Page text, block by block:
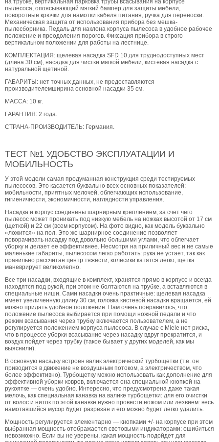
на трубке, вертикальная парковка трубы всасывания на корпусе
пылесоса, опоясывающий мягкий бампер для защиты мебели,
поворотные крючки для намотки кабеля питания, ручка для переноски.
Механическая защита от использования прибора без мешка-
пылесборника. Педаль для наклона корпуса пылесоса в удобное рабочее
положение и преодоления порогов. Фиксация прибора в строго
вертикальном положении для работы на лестнице.
КОМПЛЕКТАЦИЯ: щелевая насадка SFD 10 для труднодоступных мест
(длина 30 см), насадка для чистки мягкой мебели, кистевая насадка с
натуральной щетиной.
ГАБАРИТЫ: нет точных данных, не предоставляются
производителемширина основной насадки 35 см.
МАССА: 10 кг.
ГАРАНТИЯ: 2 года.
СТРАНА-ПРОИЗВОДИТЕЛЬ: Германия.
ТЕСТ №1 УДОБСТВО ЭКСПЛУАТАЦИИ И
МОБИЛЬНОСТЬ
У этой модели самая продуманная конструкция среди тестируемых
пылесосов. Это касается буквально всех основных показателей:
мобильности, приятных мелочей, облегчающих использование,
гигиеничности, экономичности, наглядности управления.
Насадка и корпус соединены шарнирным креплением, за счет чего
пылесос может проникать под низкую мебель на ножках высотой от 17 см
(щеткой) и 22 см (всем корпусом). На фото видно, как модель буквально
«ложится» на пол. Это же шарнирное соединение позволяет
поворачивать насадку под довольно большими углами, что облегчает
уборку и делает ее эффективнее. Несмотря на приличный вес и не самые
маленькие габариты, пылесосом легко работать: рука не устает, так как
правильно рассчитан центр тяжести, колесики катятся легко, щетка
маневрирует великолепно.
Все три насадки, входящие в комплект, хранятся прямо в корпусе и всегда
находятся под рукой, при этом не болтаются на трубке, а вставляются в
специальные ниши. Сами насадки очень практичные: щелевая насадка
имеет увеличенную длину 30 см, головка кистевой насадки вращается, ей
можно придать удобное положение. Нам очень понравилось, что
положение пылесоса выбирается при помощи ножной педали и что
режим всасывания через трубку включается пользователем, а не
регулируется положением корпуса пылесоса. В случае с Miele нет риска,
что в процессе уборки всасывание через насадку вдруг прекратится, и
воздух пойдет через трубку (такое бывает у других моделей, как мы
выяснили).
В основную насадку встроен валик электрической турбощетки (т.е. он
приводится в движение не воздушным потоком, а электричеством, что
более эффективно). Турбощетку можно использовать как дополнение для
эффективной уборки ковров, включается она специальной кнопкой на
рукоятке — очень удобно. Интересно, что предусмотрена даже такая
мелочь, как специальная канавка на валике турбощетки: для его очистки
от волос и ниток по этой канавке нужно провести ножом или лезвием: весь
намотавшийся мусор будет разрезан и его можно будет легко удалить.
Мощность регулируется элементарно — кнопками +/- на корпусе при этом
выбранная мощность отображается световыми индикаторами: ошибиться
невозможно. Если вы не уверены, какая мощность подойдет для